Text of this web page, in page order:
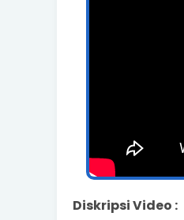
Diskripsi Video :